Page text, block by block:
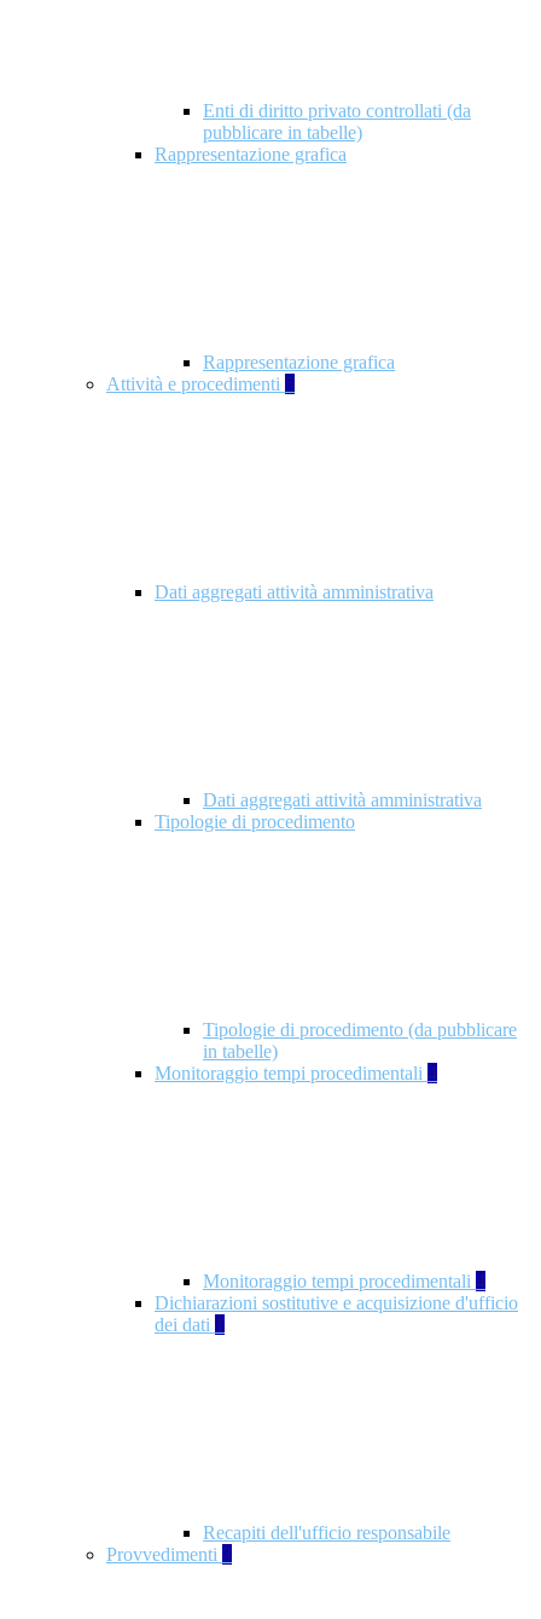
Enti di diritto privato controllati (da
pubblicare in tabelle)
Rappresentazione grafica
Rappresentazione grafica
Attività e procedimenti 5
Dati aggregati attività amministrativa
Dati aggregati attività amministrativa
Tipologie di procedimento
Tipologie di procedimento (da pubblicare
in tabelle)
Monitoraggio tempi procedimentali 4
Monitoraggio tempi procedimentali 4
Dichiarazioni sostitutive e acquisizione d'ufficio
dei dati 1
Recapiti dell'ufficio responsabile
Provvedimenti 3